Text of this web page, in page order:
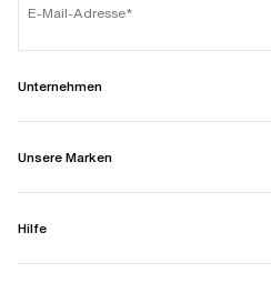
E-Mail-Adresse
Unternehmen
Unsere Marken
Hilfe